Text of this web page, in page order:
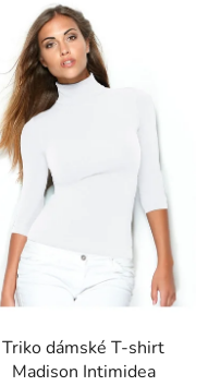
Triko dámské T-shirt
Madison Intimidea